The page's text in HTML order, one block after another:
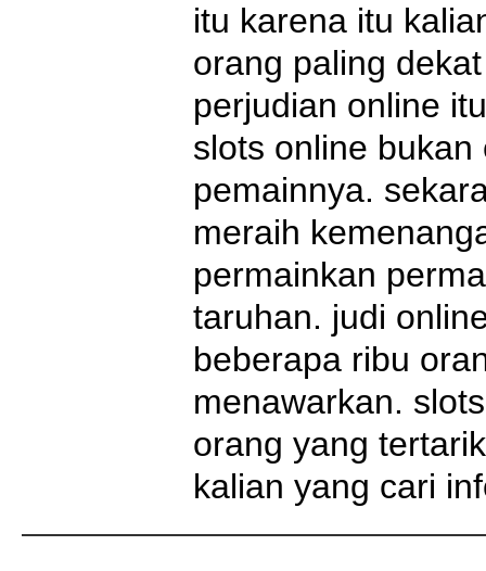
itu karena itu
orang paling
perjudian online
slots online
pemainnya.
meraih
permainkan
taruhan. judi
beberapa ribu
menawarkan.
orang yang
kalian yang cari